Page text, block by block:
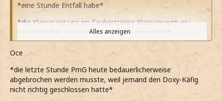
*eine Stunde Entfall habe*
*die Klasse vor uns im Zaubertränke Klassenraum es
geschafft hat, dass ein Zaubertrank explodiert*
nicht möglich ist die Überreste des Trankes mit Magie zu
entfernen*
*auch keine Lust habe beim Putzen zu helfen, weswegen
ich mich auf den Weg in die Ländereien gemacht habe*
Alles anzeigen
Oce
*die letzte Stunde PmG heute bedauerlicherweise
abgebrochen werden musste, weil jemand den Doxy-Käfig
nicht richtig geschlossen hatte*